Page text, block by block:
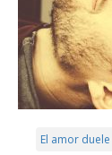
El amor duele